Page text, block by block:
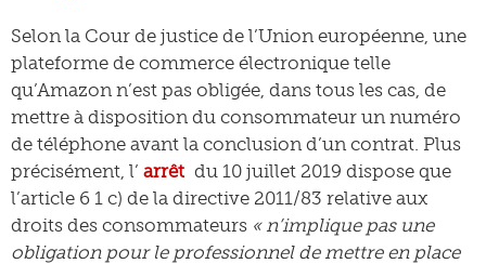
Selon la Cour de justice de l’Union européenne, une
plateforme de commerce électronique telle
qu’Amazon n’est pas obligée, dans tous les cas, de
mettre à disposition du consommateur un numéro
de téléphone avant la conclusion d’un contrat. Plus
précisément, l’ arrêt du 10 juillet 2019 dispose que
l’article 6 1 c) de la directive 2011/83 relative aux
droits des consommateurs « n’implique pas une
obligation pour le professionnel de mettre en place